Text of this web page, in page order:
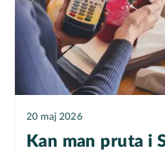
20 maj 2026
Kan man pruta i